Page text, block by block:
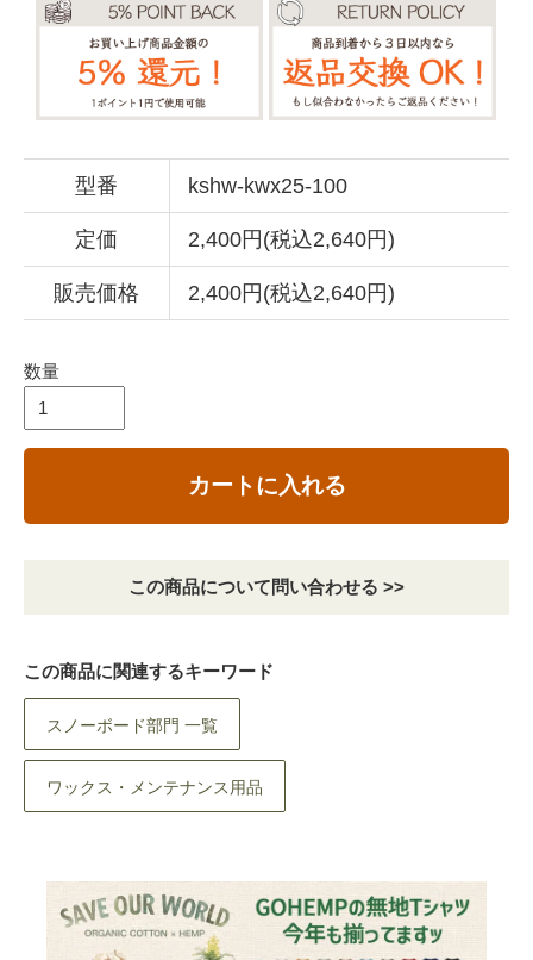
型番 kshw-kwx25-100
定価 2,400円(税込2,640円)
販売価格 2,400円(税込2,640円)
数量
カートに入れる
この商品について問い合わせる >>
この商品に関連するキーワード
スノーボード部門 一覧
ワックス・メンテナンス用品